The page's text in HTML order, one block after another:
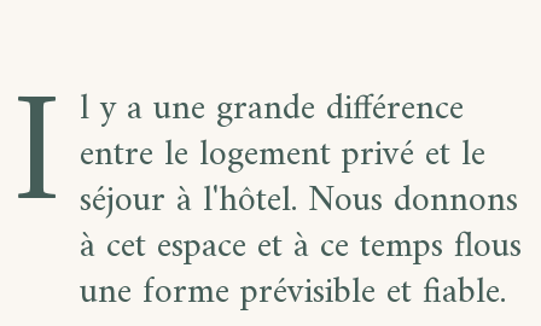
I l y a une grande différence
entre le logement privé et le
séjour à l'hôtel. Nous donnons
à cet espace et à ce temps flous
une forme prévisible et fiable.